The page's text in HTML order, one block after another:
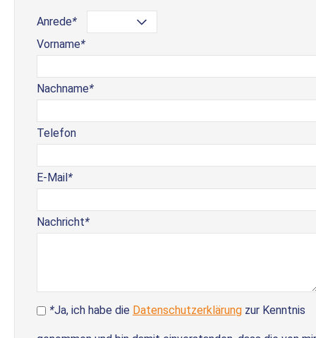
Anrede*
Vorname*
Nachname*
Telefon
E-Mail *
Nachricht*
*Ja, ich habe die Datenschutzerklärung zur Kenntnis